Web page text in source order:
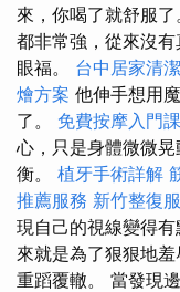
來，你喝了就舒服
都非常強，從來沒
眼福。 台中居家清
燴方案 他伸手想用
了。 免費按摩入門
心，只是身體微微
衡。 植牙手術詳解
推薦服務 新竹整復
現自己的視線變得有
來就是為了狠狠地
重蹈覆轍。 當發現